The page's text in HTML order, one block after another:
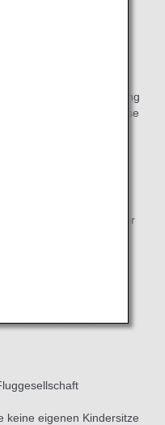
nach der Reservierung
(da sie möglicherweise
Flügen
und alleine reisen) oder
oder
keine eigenen Kindersitze